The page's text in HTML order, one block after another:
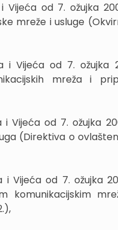
Vijeća od 7. ožujka
mreže i usluge
i Vijeća od 7. ožujka
mreža i
Vijeća od 7. ožujka
(Direktiva o
Vijeća od 7. ožujka
komunikacijskim